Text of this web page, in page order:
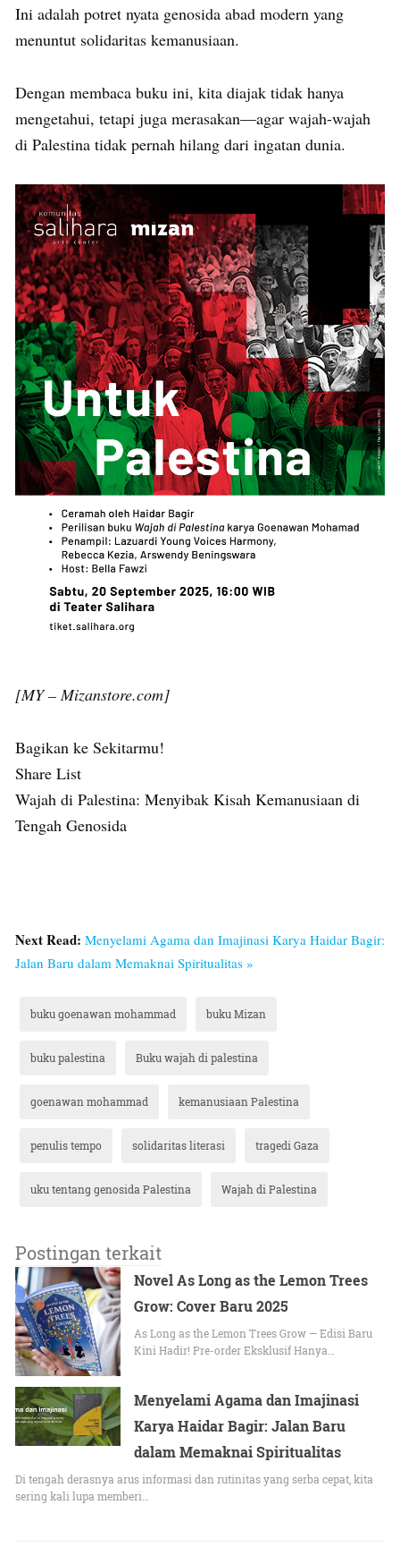
Ini adalah potret nyata genosida abad modern yang
menuntut solidaritas kemanusiaan.
Dengan membaca buku ini, kita diajak tidak hanya
mengetahui, tetapi juga merasakan—agar wajah-wajah
di Palestina tidak pernah hilang dari ingatan dunia.
[MY – Mizanstore.com]
Bagikan ke Sekitarmu!
Share List
Wajah di Palestina: Menyibak Kisah Kemanusiaan di
Tengah Genosida
Next Read: Menyelami Agama dan Imajinasi Karya Haidar Bagir:
Jalan Baru dalam Memaknai Spiritualitas »
buku goenawan mohammad buku Mizan
buku palestina Buku wajah di palestina
goenawan mohammad kemanusiaan Palestina
penulis tempo solidaritas literasi tragedi Gaza
uku tentang genosida Palestina Wajah di Palestina
Postingan terkait
Novel As Long as the Lemon Trees
Grow: Cover Baru 2025
As Long as the Lemon Trees Grow — Edisi Baru
Kini Hadir! Pre-order Eksklusif Hanya…
Menyelami Agama dan Imajinasi
Karya Haidar Bagir: Jalan Baru
dalam Memaknai Spiritualitas
Di tengah derasnya arus informasi dan rutinitas yang serba cepat, kita
sering kali lupa memberi…